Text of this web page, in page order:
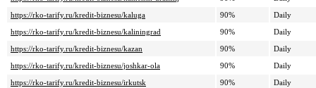
https://rko-tarify.ru/kredit-biznesu/kaluga
90%
Daily
https://rko-tarify.ru/kredit-biznesu/kaliningrad
90%
Daily
https://rko-tarify.ru/kredit-biznesu/kazan
90%
Daily
https://rko-tarify.ru/kredit-biznesu/joshkar-ola
90%
Daily
https://rko-tarify.ru/kredit-biznesu/irkutsk
90%
Daily